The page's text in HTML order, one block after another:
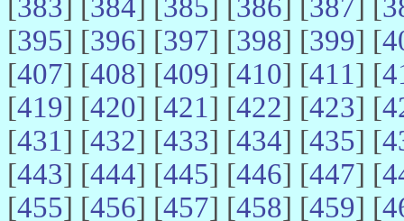
[383] [384] [385] [386] [387] [
[395] [396] [397] [398] [399] [
[407] [408] [409] [410] [411] [
[419] [420] [421] [422] [423] [
[431] [432] [433] [434] [435] [
[443] [444] [445] [446] [447] [
[455] [456] [457] [458] [459] [